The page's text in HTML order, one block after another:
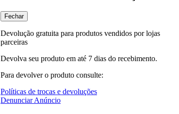
Fechar
Devolução gratuita para produtos vendidos por lojas
parceiras
Devolva seu produto em até 7 dias do recebimento.
Para devolver o produto consulte:
Políticas de trocas e devoluções
Denunciar Anúncio